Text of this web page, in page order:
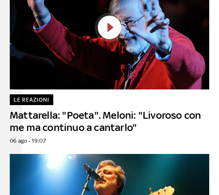
Mattarella: "Poeta". Meloni: "Livoroso con
me ma continuo a cantarlo"
LE REAZIONI
06 ago - 19:07